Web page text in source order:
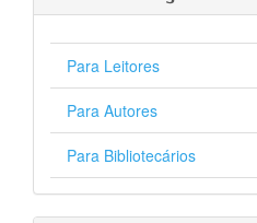
Para Leitores
Para Autores
Para Bibliotecários